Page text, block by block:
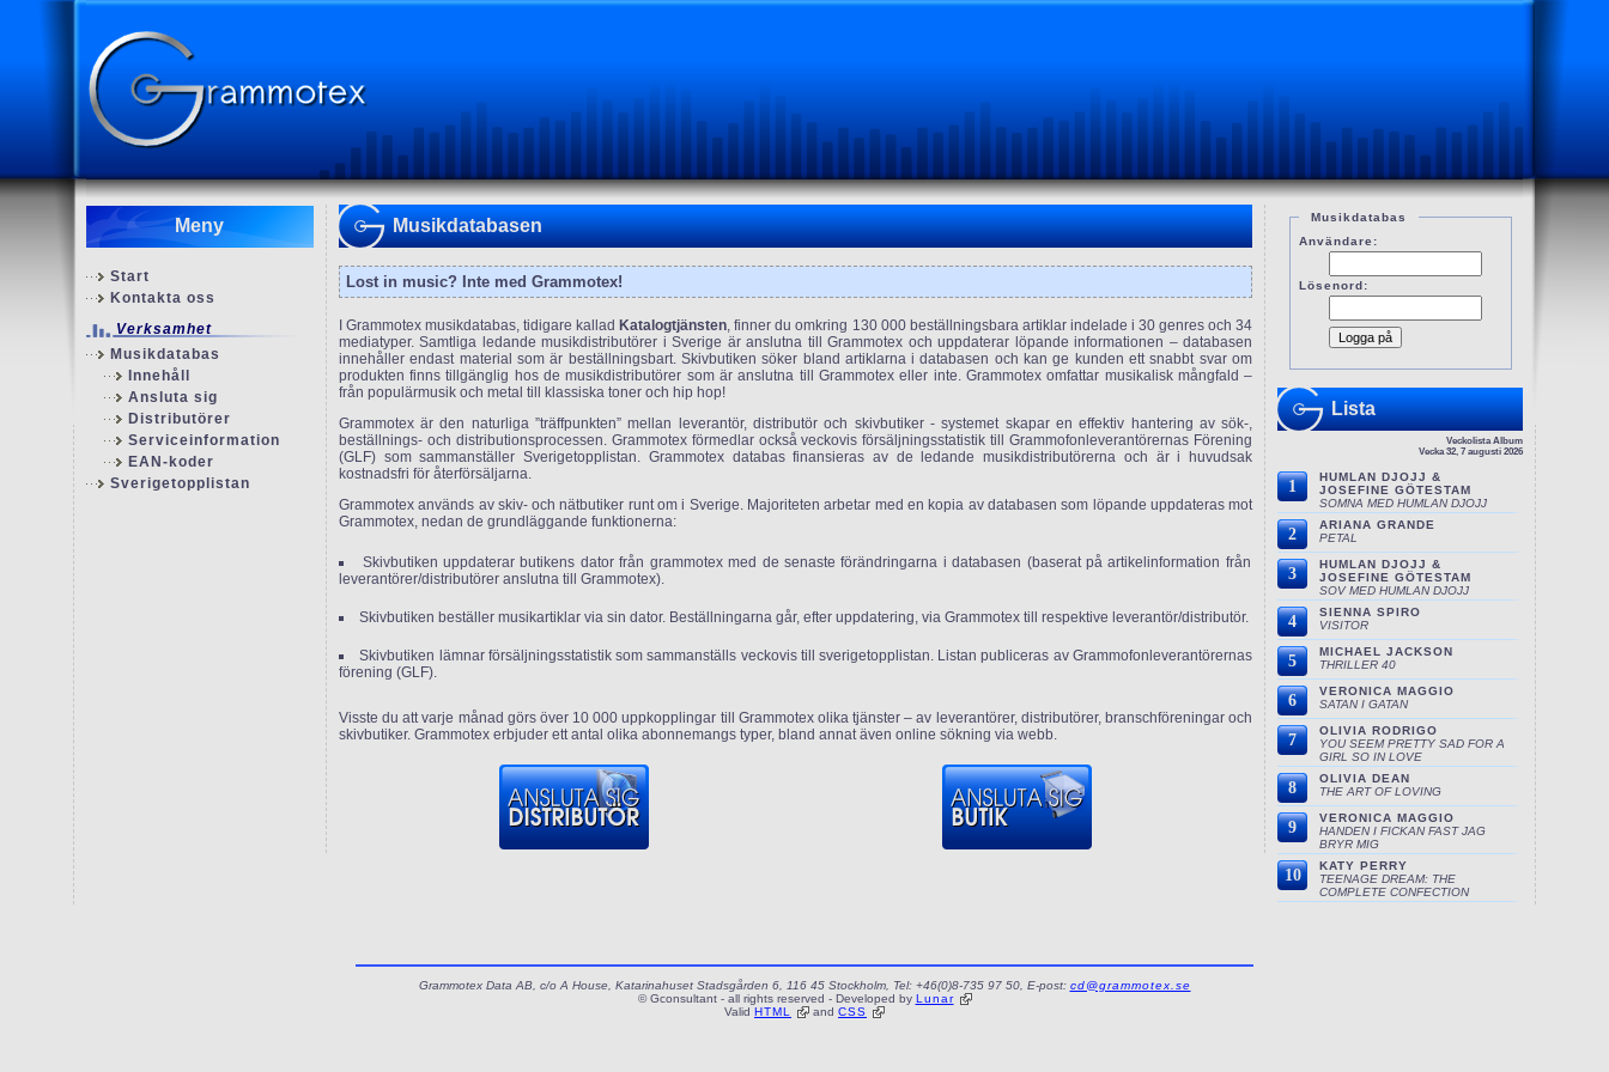
Meny
Start
Kontakta oss
Verksamhet
Musikdatabas
Innehåll
Ansluta sig
Distributörer
Serviceinformation
EAN-koder
Sverigetopplistan
Musikdatabas
Användare:
Lösenord:
Lista
Veckolista Album
Vecka 32, 7 augusti 2026
1
HUMLAN DJOJJ &
JOSEFINE GÖTESTAM
SOMNA MED HUMLAN DJOJJ
2
ARIANA GRANDE
PETAL
3
HUMLAN DJOJJ &
JOSEFINE GÖTESTAM
SOV MED HUMLAN DJOJJ
4
SIENNA SPIRO
VISITOR
5
MICHAEL JACKSON
THRILLER 40
6
VERONICA MAGGIO
SATAN I GATAN
7
OLIVIA RODRIGO
YOU SEEM PRETTY SAD FOR A
GIRL SO IN LOVE
8
OLIVIA DEAN
THE ART OF LOVING
9
VERONICA MAGGIO
HANDEN I FICKAN FAST JAG
BRYR MIG
10
KATY PERRY
TEENAGE DREAM: THE
COMPLETE CONFECTION
Musikdatabasen
Lost in music? Inte med Grammotex!
I Grammotex musikdatabas, tidigare kallad Katalogtjänsten, finner du omkring 130 000 beställningsbara artiklar indelade i 30 genres och 34
mediatyper. Samtliga ledande musikdistributörer i Sverige är anslutna till Grammotex och uppdaterar löpande informationen – databasen
innehåller endast material som är beställningsbart. Skivbutiken söker bland artiklarna i databasen och kan ge kunden ett snabbt svar om
produkten finns tillgänglig hos de musikdistributörer som är anslutna till Grammotex eller inte. Grammotex omfattar musikalisk mångfald –
från populärmusik och metal till klassiska toner och hip hop!
Grammotex är den naturliga ”träffpunkten” mellan leverantör, distributör och skivbutiker - systemet skapar en effektiv hantering av sök-,
beställnings- och distributionsprocessen. Grammotex förmedlar också veckovis försäljningsstatistik till Grammofonleverantörernas Förening
(GLF) som sammanställer Sverigetopplistan. Grammotex databas finansieras av de ledande musikdistributörerna och är i huvudsak
kostnadsfri för återförsäljarna.
Grammotex används av skiv- och nätbutiker runt om i Sverige. Majoriteten arbetar med en kopia av databasen som löpande uppdateras mot
Grammotex, nedan de grundläggande funktionerna:
Skivbutiken uppdaterar butikens dator från grammotex med de senaste förändringarna i databasen (baserat på artikelinformation från
leverantörer/distributörer anslutna till Grammotex).
Skivbutiken beställer musikartiklar via sin dator. Beställningarna går, efter uppdatering, via Grammotex till respektive leverantör/distributör.
Skivbutiken lämnar försäljningsstatistik som sammanställs veckovis till sverigetopplistan. Listan publiceras av Grammofonleverantörernas
förening (GLF).
Visste du att varje månad görs över 10 000 uppkopplingar till Grammotex olika tjänster – av leverantörer, distributörer, branschföreningar och
skivbutiker. Grammotex erbjuder ett antal olika abonnemangs typer, bland annat även online sökning via webb.
Grammotex Data AB, c/o A House, Katarinahuset Stadsgården 6, 116 45 Stockholm, Tel: +46(0)8-735 97 50, E-post: cd@grammotex.se
© Gconsultant - all rights reserved - Developed by Lunar
Valid HTML and CSS